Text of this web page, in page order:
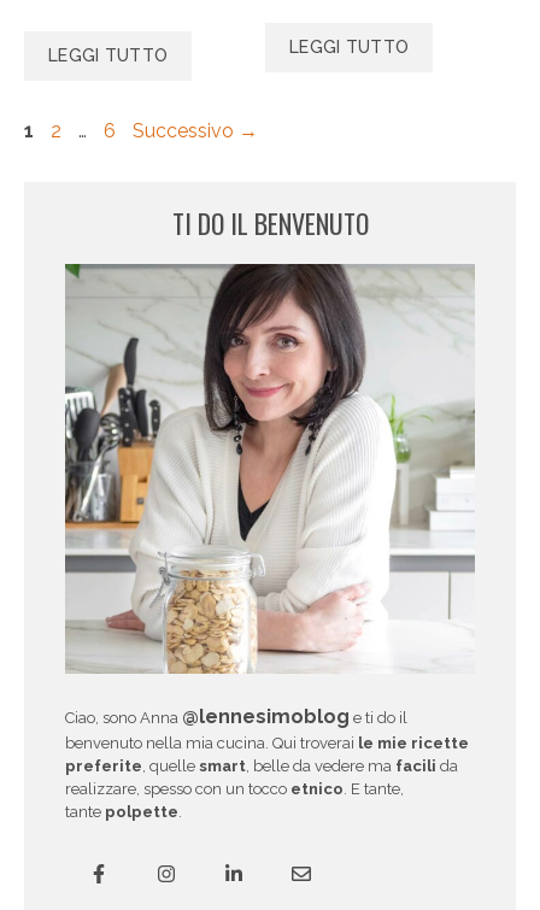
LEGGI TUTTO LEGGI TUTTO
Pagina
1 Pagina
2 … Pagina
6 Successivo →
TI DO IL BENVENUTO
Ciao, sono Anna @lennesimoblog e ti do il
benvenuto nella mia cucina. Qui troverai le mie ricette
preferite , quelle smart , belle da vedere ma facili da
realizzare, spesso con un tocco etnico . E tante,
tante polpette